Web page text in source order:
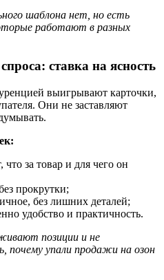
шаблона нет, но есть
работают в разных
ставка на ясность
выигрывают карточки,
Они не заставляют
за товар и для чего он
прокрутки;
без лишних деталей;
удобство и практичность.
позиции и не
почему упали продажи на озон